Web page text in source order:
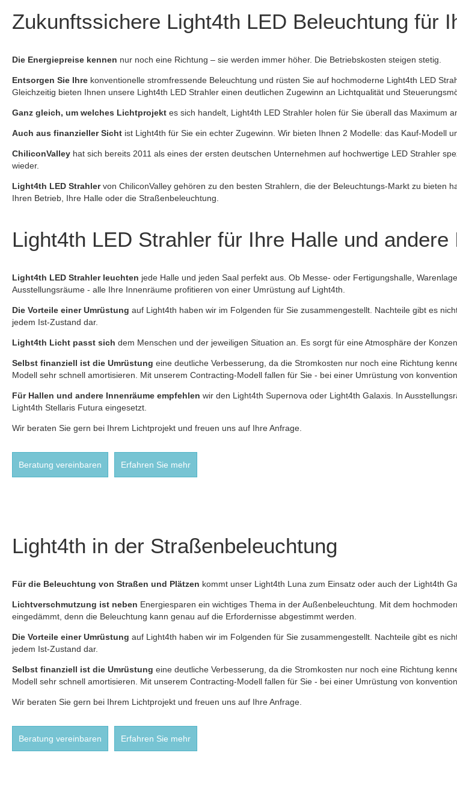
Zukunftssichere Light4th LED Beleuchtung für
Die Energiepreise kennen nur noch eine Richtung – sie werden immer höher. Die Betriebskosten steigen stetig.
Entsorgen Sie Ihre konventionelle stromfressende Beleuchtung und rüsten Sie auf hochmoderne Light4th LED
Gleichzeitig bieten Ihnen unsere Light4th LED Strahler einen deutlichen Zugewinn an Lichtqualität und
Ganz gleich, um welches Lichtprojekt es sich handelt, Light4th LED Strahler holen für Sie überall das Maximum
Auch aus finanzieller Sicht ist Light4th für Sie ein echter Zugewinn. Wir bieten Ihnen 2 Modelle: das Kauf-Modell
ChiliconValley hat sich bereits 2011 als eines der ersten deutschen Unternehmen auf hochwertige LED Strahler
wieder.
Light4th LED Strahlervon ChiliconValley gehören zu den besten Strahlern, die der Beleuchtungs-Markt zu bieten
Ihren Betrieb, Ihre Halle oder die Straßenbeleuchtung.
Light4th LED Strahler für Ihre Halle und andere
Light4th LED Strahler leuchten jede Halle und jeden Saal perfekt aus. Ob Messe- oder Fertigungshalle,
Ausstellungsräume - alle Ihre Innenräume profitieren von einer Umrüstung auf Light4th.
Die Vorteile einer Umrüstung auf Light4th haben wir im Folgenden für Sie zusammengestellt. Nachteile gibt es
jedem Ist-Zustand dar.
Light4th Licht passt sich dem Menschen und der jeweiligen Situation an. Es sorgt für eine Atmosphäre der
Selbst finanziell ist die Umrüstung eine deutliche Verbesserung, da die Stromkosten nur noch eine Richtung
Modell sehr schnell amortisieren. Mit unserem Contracting-Modell fallen für Sie - bei einer Umrüstung von
Für Hallen und andere Innenräume empfehlen wir den Light4th Supernova oder Light4th Galaxis. In
Light4th Stellaris Futura eingesetzt.
Wir beraten Sie gern bei Ihrem Lichtprojekt und freuen uns auf Ihre Anfrage.
Beratung vereinbaren Erfahren Sie mehr
Light4th in der Straßenbeleuchtung
Für die Beleuchtung von Straßen und Plätzen kommt unser Light4th Luna zum Einsatz oder auch der Light4th
Lichtverschmutzung ist neben Energiesparen ein wichtiges Thema in der Außenbeleuchtung. Mit dem
eingedämmt, denn die Beleuchtung kann genau auf die Erfordernisse abgestimmt werden.
Die Vorteile einer Umrüstung auf Light4th haben wir im Folgenden für Sie zusammengestellt. Nachteile gibt es
jedem Ist-Zustand dar.
Selbst finanziell ist die Umrüstung eine deutliche Verbesserung, da die Stromkosten nur noch eine Richtung
Modell sehr schnell amortisieren. Mit unserem Contracting-Modell fallen für Sie - bei einer Umrüstung von
Wir beraten Sie gern bei Ihrem Lichtprojekt und freuen uns auf Ihre Anfrage.
Beratung vereinbaren Erfahren Sie mehr